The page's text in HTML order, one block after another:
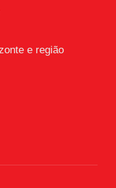
e região